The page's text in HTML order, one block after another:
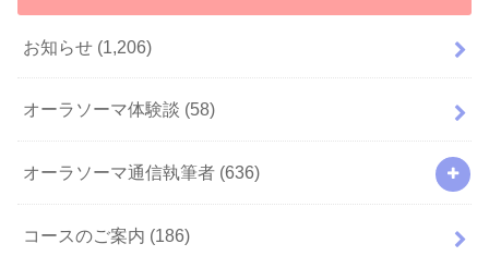
お知らせ (1,206)
オーラソーマ体験談 (58)
オーラソーマ通信執筆者 (636)
コースのご案内 (186)